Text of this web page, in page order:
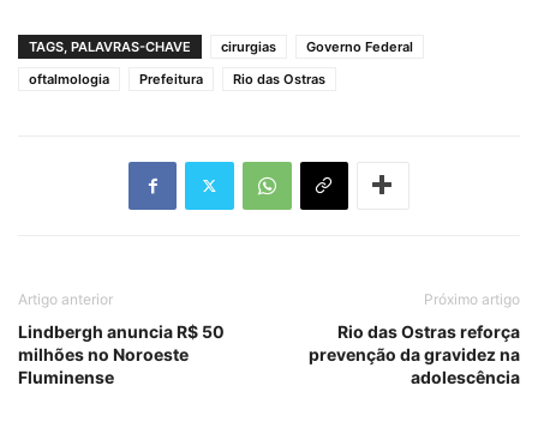
TAGS, PALAVRAS-CHAVE cirurgias
Governo Federal
oftalmologia
Prefeitura Rio das Ostras
Artigo anterior
Lindbergh anuncia R$ 50
milhões no Noroeste
Fluminense
Próximo artigo
Rio das Ostras reforça
prevenção da gravidez na
adolescência